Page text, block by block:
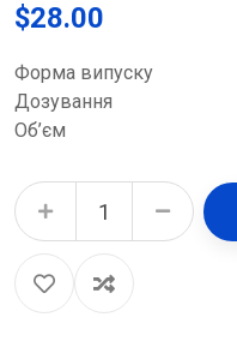
$28.00
Форма випуску
Дозування
Об’єм
Сульфацил краплі оч. 200 мг/мл по 10 мл у флак. quantity